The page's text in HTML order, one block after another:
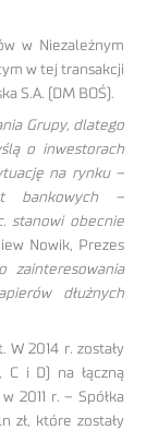
w Niezależnym
w tej transakcji
S.A. (DM BOŚ).
Grupy, dlatego
o inwestorach
na rynku –
bankowych –
stanowi obecnie
Nowik, Prezes
zainteresowania
dłużnych
2014 r. zostały
C i D) na łączną
2011 r. – Spółka
zł, które zostały